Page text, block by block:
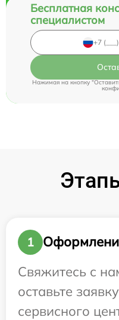
Бесплатная
специалистом
Нажимая на кнопку
1
Свяжитесь с
оставьте
сервисного